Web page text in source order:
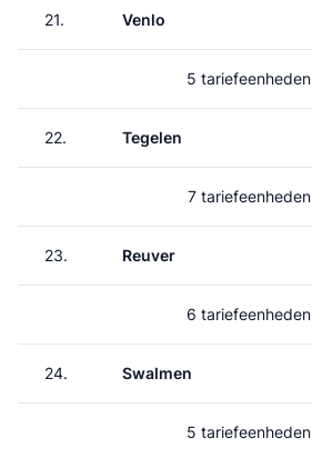
21. Venlo
5 tariefeenheden
22. Tegelen
7 tariefeenheden
23. Reuver
6 tariefeenheden
24. Swalmen
5 tariefeenheden